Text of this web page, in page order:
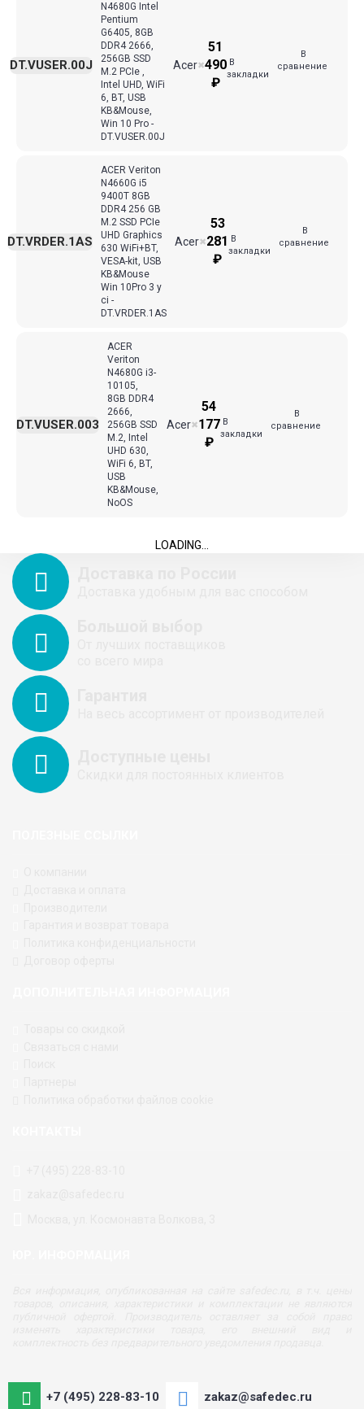
N4680G Intel
Pentium
G6405, 8GB
DDR4 2666,
256GB SSD
M.2 PCIe ,
Intel UHD, WiFi
6, BT, USB
KB&Mouse,
Win 10 Pro -
DT.VUSER.00J
Acer
DT.VUSER.00J ✖
51
490
₽
В
закладки
В
сравнение
ACER Veriton
N4660G i5
9400T 8GB
DDR4 256 GB
M.2 SSD PCIe
UHD Graphics
630 WiFi+BT,
VESA-kit, USB
KB&Mouse
Win 10Pro 3 y
ci -
DT.VRDER.1AS
Acer
DT.VRDER.1AS ✖
53
281
₽
В
закладки
В
сравнение
ACER
Veriton
N4680G i3-
10105,
8GB DDR4
2666,
256GB SSD
M.2, Intel
UHD 630,
WiFi 6, BT,
USB
KB&Mouse,
NoOS
Acer
DT.VUSER.003 ✖
54
177
₽
В
закладки
В
сравнение
LOADING...
+7 (495) 228-83-10 zakaz@safedec.ru